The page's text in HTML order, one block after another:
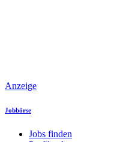
Anzeige
Jobbörse
Jobs finden